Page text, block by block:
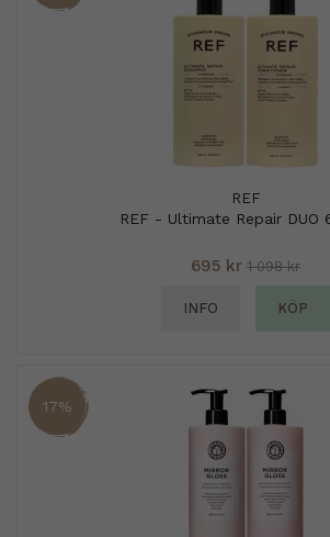
REF
REF - Ultimate Repair DUO
695 kr 1 098 kr
INFO KÖP
17%